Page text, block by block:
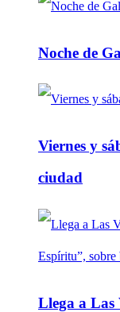
Noche de
Viernes y
ciudad
Llega a Las